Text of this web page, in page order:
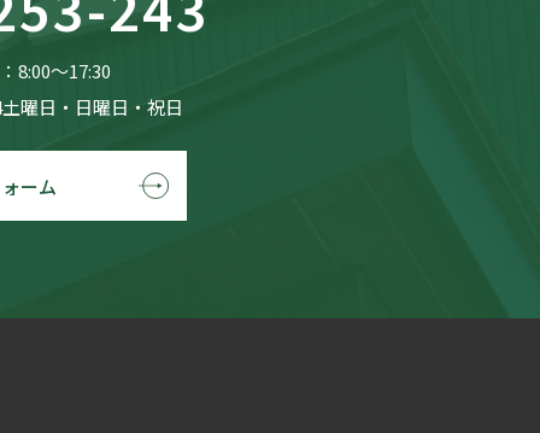
8:00〜17:30
曜日・日曜日・祝日
ーム